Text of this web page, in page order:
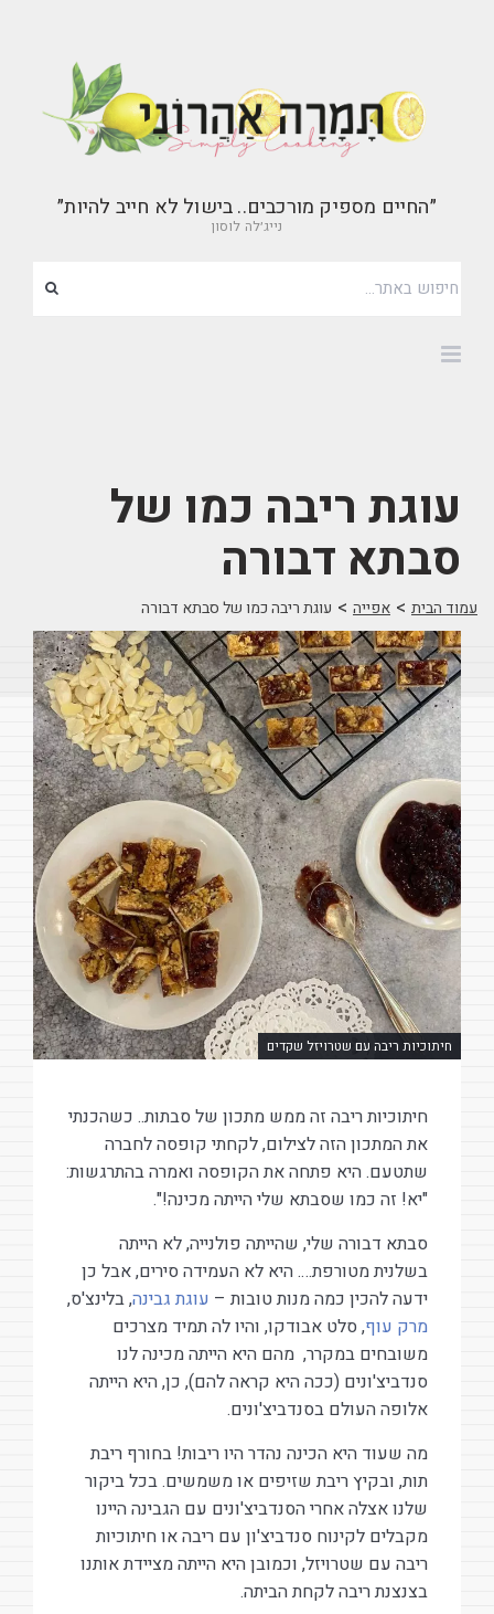
״החיים מספיק מורכבים.. בישול לא חייב להיות״
נייג׳לה לוסון
עוגת ריבה כמו של
סבתא דבורה
עמוד הבית > אפייה > עוגת ריבה כמו של סבתא דבורה
חיתוכיות ריבה עם שטרויזל שקדים
חיתוכיות ריבה זה ממש מתכון של סבתות.. כשהכנתי
את המתכון הזה לצילום, לקחתי קופסה לחברה
שתטעם. היא פתחה את הקופסה ואמרה בהתרגשות:
"יא! זה כמו שסבתא שלי הייתה מכינה!".
סבתא דבורה שלי, שהייתה פולנייה, לא הייתה
בשלנית מטורפת…. היא לא העמידה סירים, אבל כן
ידעה להכין כמה מנות טובות – עוגת גבינה, בלינצ'ס,
מרק עוף, סלט אבודקו, והיו לה תמיד מצרכים
משובחים במקרר, מהם היא הייתה מכינה לנו
סנדביצ'ונים (ככה היא קראה להם), כן, היא הייתה
אלופה העולם בסנדביצ'ונים.
מה שעוד היא הכינה נהדר היו ריבות! בחורף ריבת
תות, ובקיץ ריבת שזיפים או משמשים. בכל ביקור
שלנו אצלה אחרי הסנדביצ'ונים עם הגבינה היינו
מקבלים לקינוח סנדביצ'ון עם ריבה או חיתוכיות
ריבה עם שטרויזל, וכמובן היא הייתה מציידת אותנו
בצנצנת ריבה לקחת הביתה.